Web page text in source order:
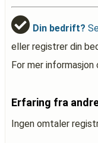
Din bedrift?
eller registrer din
For mer
Erfaring fra
Ingen omtaler